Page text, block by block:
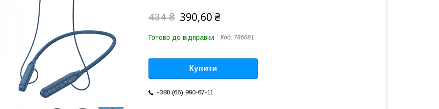
434 ₴ 390,60 ₴
Готово до відправки Код: 786081
Купити
+380 (66) 990-67-11